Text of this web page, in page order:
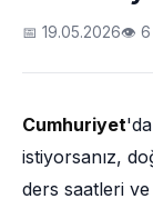
📅 19.05.2026👁 6
Cumhuriyet'da
istiyorsanız,
ders saatleri ve